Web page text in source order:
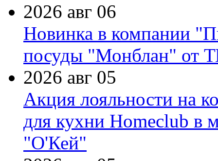
2026 авг 06
Новинка в компании
посуды "Монблан" от
2026 авг 05
Акция лояльности на
для кухни Homeclub в
"О'Кей"